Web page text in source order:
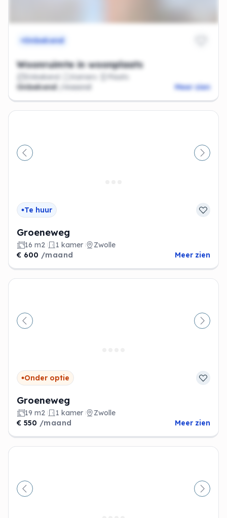
Onbekend
Woonruimte in woonplaats
Onbekend Kamers
Plaats
Onbekend
/maand Meer zien
Vorige
Te huur
Groeneweg
16 m2 1 kamer
Zwolle
€ 600 /maand Meer zien
Vorige
Onder optie
Groeneweg
19 m2 1 kamer
Zwolle
€ 550 /maand Meer zien
Vorige